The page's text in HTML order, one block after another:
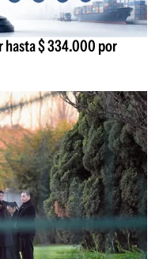
hasta $ 334.000 por